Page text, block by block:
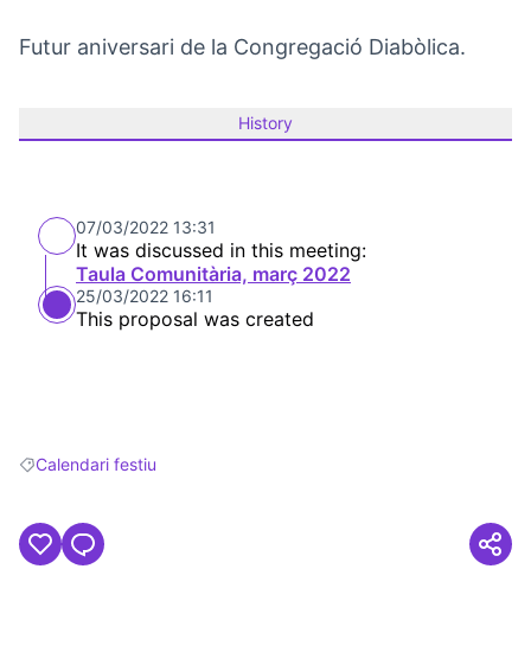
Futur aniversari de la Congregació Diabòlica.
History
07/03/2022 13:31
It was discussed in this meeting:
Taula Comunitària, març 2022
25/03/2022 16:11
This proposal was created
Filter results for: Calendari festiu
Calendari festiu